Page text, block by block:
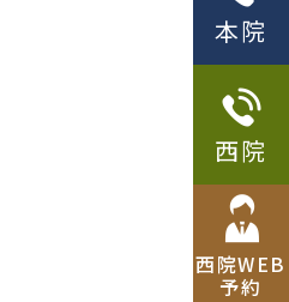
本院
西院
西院WEB
予約